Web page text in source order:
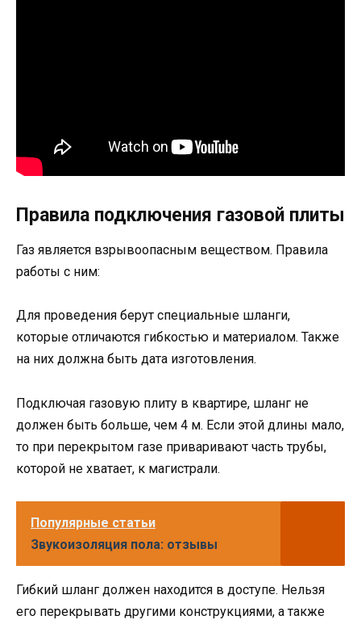
Правила подключения газовой плиты
Газ является взрывоопасным веществом. Правила
работы с ним:
Для проведения берут специальные шланги,
которые отличаются гибкостью и материалом. Также
на них должна быть дата изготовления.
Подключая газовую плиту в квартире, шланг не
должен быть больше, чем 4 м. Если этой длины мало,
то при перекрытом газе приваривают часть трубы,
которой не хватает, к магистрали.
Популярные статьи
Звукоизоляция пола: отзывы
Гибкий шланг должен находится в доступе. Нельзя
его перекрывать другими конструкциями, а также